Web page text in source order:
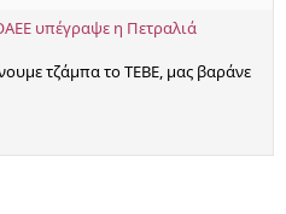
υπέγραψε η Πετραλιά
τζάμπα το ΤΕΒΕ, μας βαράνε